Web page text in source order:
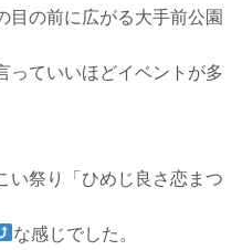
目の前に広がる大手前公園
っていいほどイベントが多
い祭り「ひめじ良さ恋まつ
な感じでした。